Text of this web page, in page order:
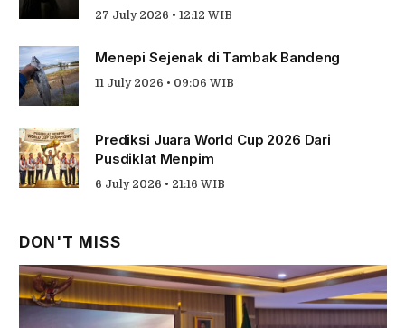
27 July 2026 • 12:12 WIB
Menepi Sejenak di Tambak Bandeng
11 July 2026 • 09:06 WIB
Prediksi Juara World Cup 2026 Dari
Pusdiklat Menpim
6 July 2026 • 21:16 WIB
DON'T MISS